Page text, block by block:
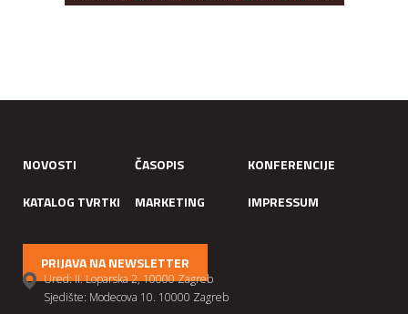
NOVOSTI ČASOPIS
KONFERENCIJE
KATALOG TVRTKI
MARKETING IMPRESSUM
PRIJAVA NA NEWSLETTER
Ured: II. Loparska 2, 10000 Zagreb
Sjedište: Modecova 10. 10000 Zagreb